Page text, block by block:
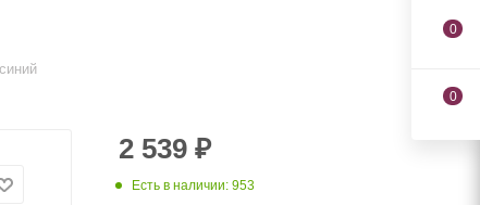
2 539 ₽
Есть в наличии: 953
0
0